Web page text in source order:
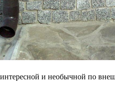
и необычной по